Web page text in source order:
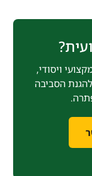
ויסודי,
הסביבה